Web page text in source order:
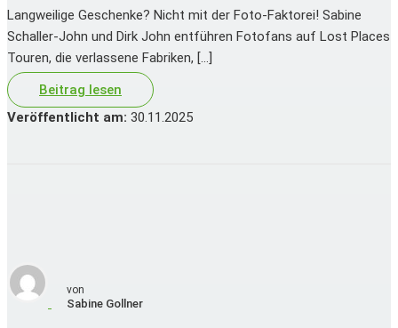
Langweilige Geschenke? Nicht mit der Foto-Faktorei! Sabine
Schaller-John und Dirk John entführen Fotofans auf Lost Places
Touren, die verlassene Fabriken, […]
Beitrag lesen
Veröffentlicht am: 30.11.2025
von
Sabine Gollner